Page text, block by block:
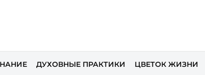
ДУХОВНЫЕ ПРАКТИКИ ЦВЕТОК ЖИЗНИ